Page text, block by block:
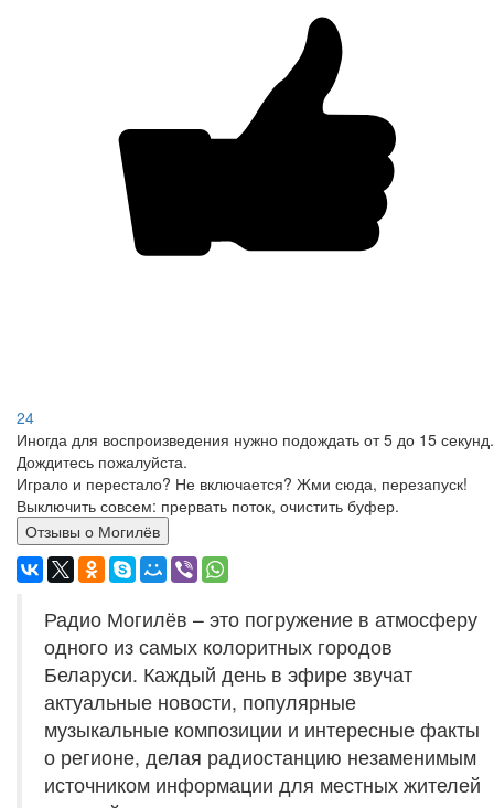
24
Иногда для воспроизведения нужно подождать от 5 до 15 секунд.
Дождитесь пожалуйста.
Играло и перестало? Не включается? Жми сюда, перезапуск!
Выключить совсем: прервать поток, очистить буфер.
Отзывы о Могилёв
Радио Могилёв – это погружение в атмосферу
одного из самых колоритных городов
Беларуси. Каждый день в эфире звучат
актуальные новости, популярные
музыкальные композиции и интересные факты
о регионе, делая радиостанцию незаменимым
источником информации для местных жителей